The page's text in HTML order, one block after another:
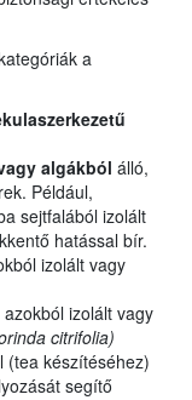
a
algákból álló,
Például,
sejtfalából izolált
hatással bír.
izolált vagy
izolált vagy
citrifolia)
(tea készítéséhez)
segítő